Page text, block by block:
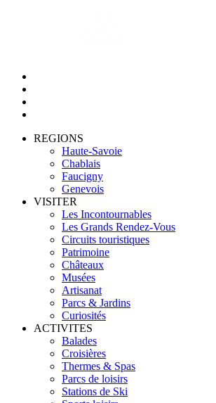
REGIONS
Haute-Savoie
Chablais
Faucigny
Genevois
VISITER
Les Incontournables
Les Grands Rendez-Vous
Circuits touristiques
Patrimoine
Châteaux
Musées
Artisanat
Parcs & Jardins
Curiosités
ACTIVITES
Balades
Croisières
Thermes & Spas
Parcs de loisirs
Stations de Ski